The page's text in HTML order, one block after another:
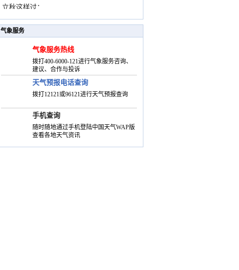
立秋这样过：
气象服务
气象服务热线
拨打400-6000-121进行气象服务咨询、
建议、合作与投诉
天气预报电话查询
拨打12121或96121进行天气预报查询
手机查询
随时随地通过手机登陆中国天气WAP版
查看各地天气资讯